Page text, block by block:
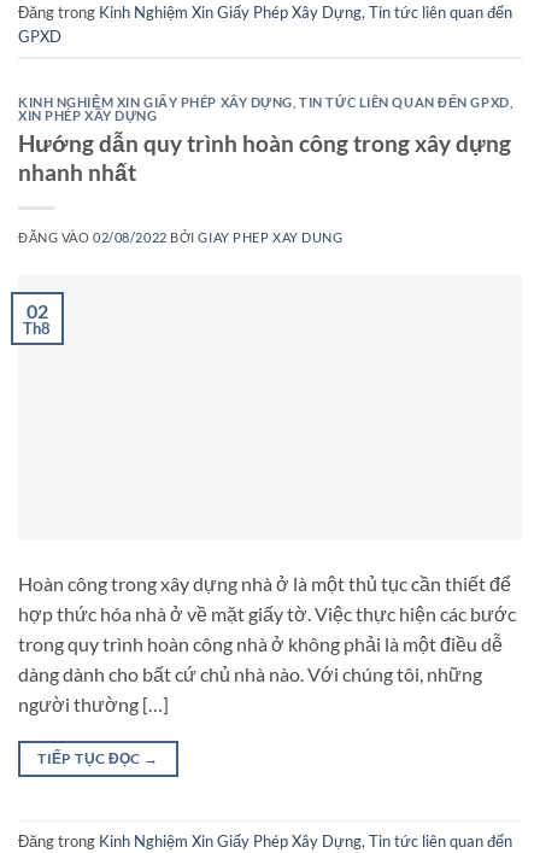
Đăng trong Kinh Nghiệm Xin Giấy Phép Xây Dựng, Tin tức liên quan đến
GPXD
KINH NGHIỆM XIN GIẤY PHÉP XÂY DỰNG ,TIN TỨC LIÊN QUAN ĐẾN GPXD
XIN PHÉP XÂY DỰNG
Hướng dẫn quy trình hoàn công trong xây dựng
nhanh nhất
ĐĂNG VÀO02/08/2022 BỞIGIAY PHEP XAY DUNG
02
Th8
Hoàn công trong xây dựng nhà ở là một thủ tục cần thiết để
hợp thức hóa nhà ở về mặt giấy tờ. Việc thực hiện các bước
trong quy trình hoàn công nhà ở không phải là một điều dễ
dàng dành cho bất cứ chủ nhà nào. Với chúng tôi, những
người thường […]
TIẾP TỤC ĐỌC →
Đăng trong Kinh Nghiệm Xin Giấy Phép Xây Dựng, Tin tức liên quan đến